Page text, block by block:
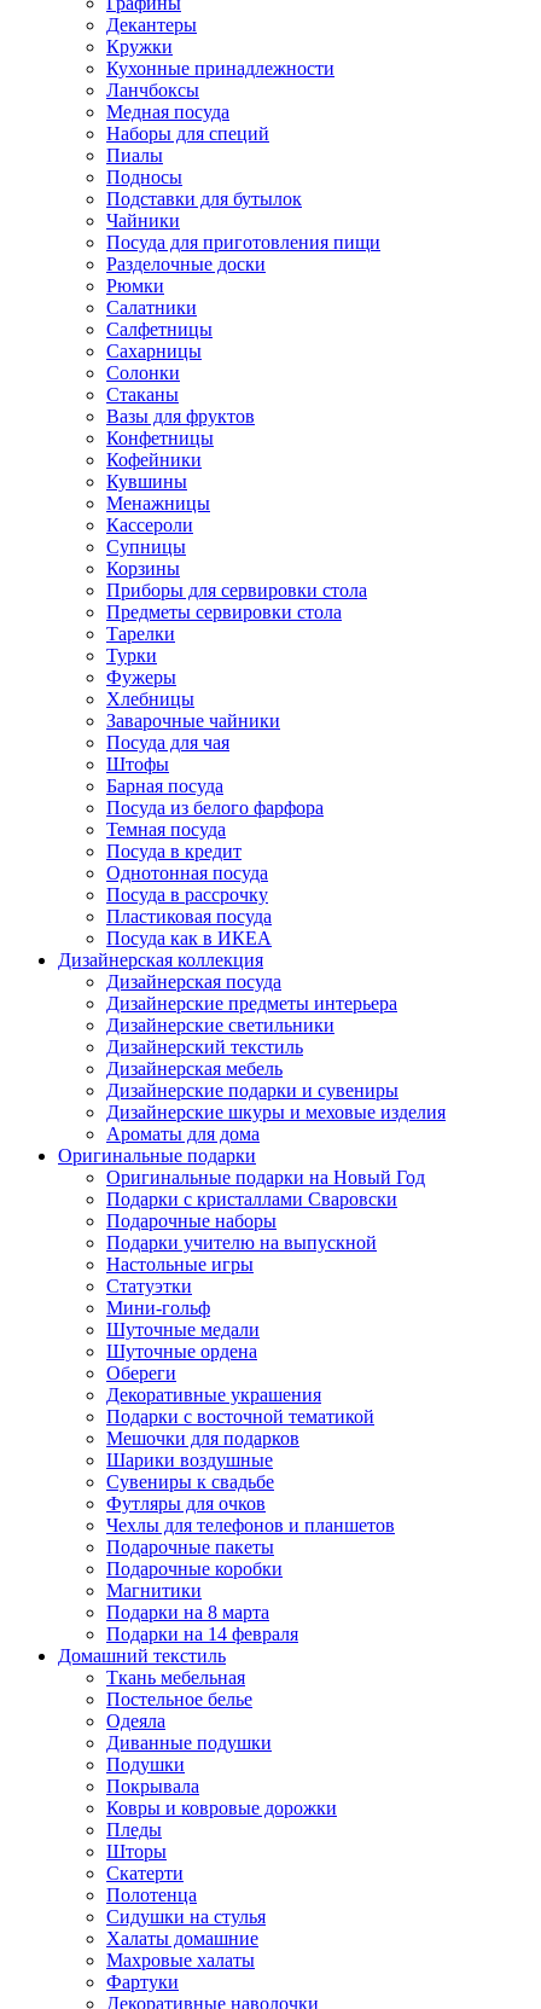
Декантеры
Кружки
Кухонные принадлежности
Ланчбоксы
Медная посуда
Наборы для специй
Пиалы
Подносы
Подставки для бутылок
Чайники
Посуда для приготовления пищи
Разделочные доски
Рюмки
Салатники
Салфетницы
Сахарницы
Солонки
Стаканы
Вазы для фруктов
Конфетницы
Кофейники
Кувшины
Менажницы
Кассероли
Супницы
Корзины
Приборы для сервировки стола
Предметы сервировки стола
Тарелки
Турки
Фужеры
Хлебницы
Заварочные чайники
Посуда для чая
Штофы
Барная посуда
Посуда из белого фарфора
Темная посуда
Посуда в кредит
Однотонная посуда
Посуда в рассрочку
Пластиковая посуда
Посуда как в ИКЕА
Дизайнерская коллекция
Дизайнерская посуда
Дизайнерские предметы интерьера
Дизайнерские светильники
Дизайнерский текстиль
Дизайнерская мебель
Дизайнерские подарки и сувениры
Дизайнерские шкуры и меховые изделия
Ароматы для дома
Оригинальные подарки
Оригинальные подарки на Новый Год
Подарки с кристаллами Сваровски
Подарочные наборы
Подарки учителю на выпускной
Настольные игры
Статуэтки
Мини-гольф
Шуточные медали
Шуточные ордена
Обереги
Декоративные украшения
Подарки с восточной тематикой
Мешочки для подарков
Шарики воздушные
Сувениры к свадьбе
Футляры для очков
Чехлы для телефонов и планшетов
Подарочные пакеты
Подарочные коробки
Магнитики
Подарки на 8 марта
Подарки на 14 февраля
Домашний текстиль
Ткань мебельная
Постельное белье
Одеяла
Диванные подушки
Подушки
Покрывала
Ковры и ковровые дорожки
Пледы
Шторы
Скатерти
Полотенца
Сидушки на стулья
Халаты домашние
Махровые халаты
Фартуки
Декоративные наволочки